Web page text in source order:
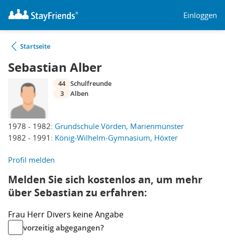
Einloggen
Startseite
Sebastian Alber
1978 - 1982: Grundschule Vörden, Marienmünster
1982 - 1991: König-Wilhelm-Gymnasium, Höxter
44 Schulfreunde
3
Alben
Profil melden
Melden Sie sich kostenlos an, um mehr
über Sebastian zu erfahren:
Frau Herr Divers keine Angabe
vorzeitig abgegangen?